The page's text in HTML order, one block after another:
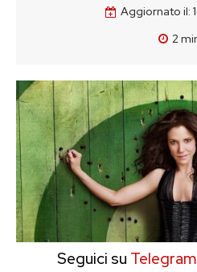
Aggiornato il:
2
Seguici su Telegram